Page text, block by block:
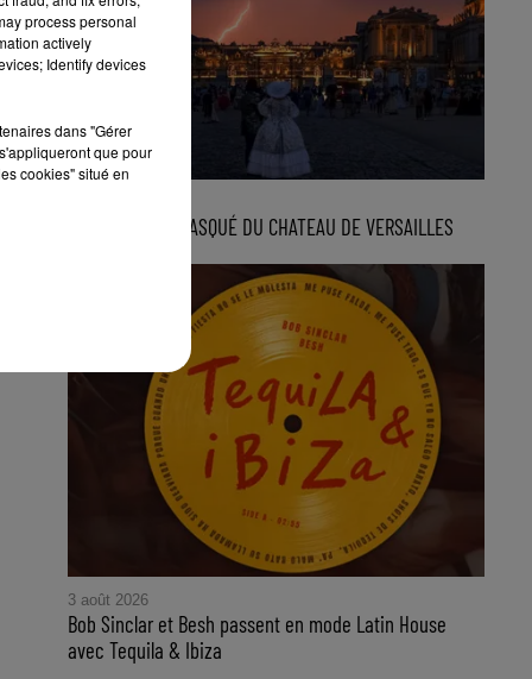
LE GRAND BAL MASQUÉ DU CHATEAU DE VERSAILLES
3 août 2026
Bob Sinclar et Besh passent en mode Latin House
avec Tequila & Ibiza
process personal
actively
Identify devices
dans "Gérer
que pour
cookies" situé en